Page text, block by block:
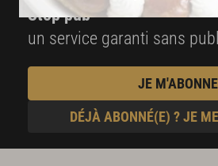
Stop pub
un service garanti sans
JE M'ABONNE
DÉJÀ ABONNÉ(E) ? JE